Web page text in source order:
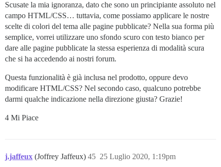
Scusate la mia ignoranza, dato che sono un principiante assoluto nel
campo HTML/CSS… tuttavia, come possiamo applicare le nostre
scelte di colori del tema alle pagine pubblicate? Nella sua forma più
semplice, vorrei utilizzare uno sfondo scuro con testo bianco per
dare alle pagine pubblicate la stessa esperienza di modalità scura
che si ha accedendo ai nostri forum.
Questa funzionalità è già inclusa nel prodotto, oppure devo
modificare HTML/CSS? Nel secondo caso, qualcuno potrebbe
darmi qualche indicazione nella direzione giusta? Grazie!
4 Mi Piace
j.jaffeux (Joffrey Jaffeux) 25 Luglio 2020, 1:19pm
45